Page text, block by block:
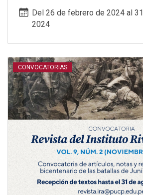
Del 26 de febrero de 2024 al
2024
CONVOCATORIAS